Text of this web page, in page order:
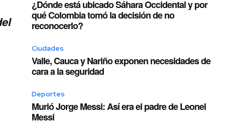
¿Dónde está ubicado Sáhara Occidental y por
qué Colombia tomó la decisión de no
reconocerlo?
Ciudades
Valle, Cauca y Nariño exponen necesidades de
cara a la seguridad
Deportes
Murió Jorge Messi: Así era el padre de Leonel
Messi